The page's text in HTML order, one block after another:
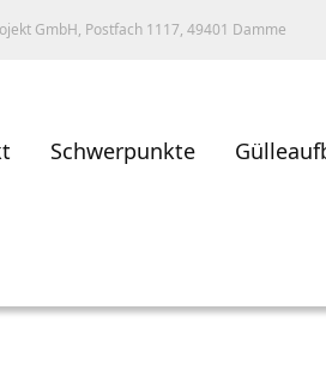
GmbH, Postfach 1117, 49401 Damme
Schwerpunkte